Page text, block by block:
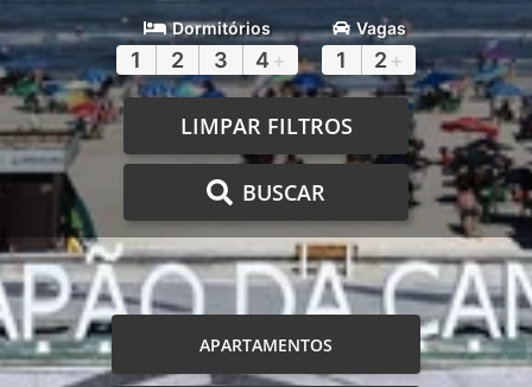
Dormitórios
1 2 3 4 +
Vagas
1 2 +
LIMPAR FILTROS
BUSCAR
APARTAMENTOS